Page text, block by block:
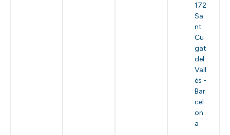
172
Sa
nt
Cu
gat
del
Vall
ès -
Bar
cel
on
a